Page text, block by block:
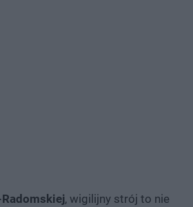
, wigilijny strój to nie